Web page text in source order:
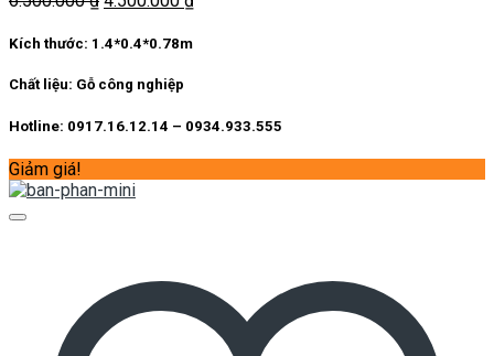
là:
Kích thước: 1.4*0.4*0.78m
Chất liệu: Gỗ công nghiệp
Hotline: 0917.16.12.14 – 0934.933.555
Giảm giá!